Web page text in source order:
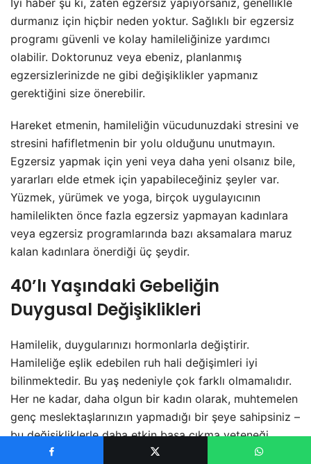
durmanız için hiçbir neden yoktur. Sağlıklı bir egzersiz
programı güvenli ve kolay hamileliğinize yardımcı
olabilir. Doktorunuz veya ebeniz, planlanmış
egzersizlerinizde ne gibi değişiklikler yapmanız
gerektiğini size önerebilir.
Hareket etmenin, hamileliğin vücudunuzdaki stresini ve
stresini hafifletmenin bir yolu olduğunu unutmayın.
Egzersiz yapmak için yeni veya daha yeni olsanız bile,
yararları elde etmek için yapabileceğiniz şeyler var.
Yüzmek, yürümek ve yoga, birçok uygulayıcının
hamilelikten önce fazla egzersiz yapmayan kadınlara
veya egzersiz programlarında bazı aksamalara maruz
kalan kadınlara önerdiği üç şeydir.
40’lı Yaşındaki Gebeliğin
Duygusal Değişiklikleri
Hamilelik, duygularınızı hormonlarla değiştirir.
Hamileliğe eşlik edebilen ruh hali değişimleri iyi
bilinmektedir. Bu yaş nedeniyle çok farklı olmamalıdır.
Her ne kadar, daha olgun bir kadın olarak, muhtemelen
genç meslektaşlarınızın yapmadığı bir şeye sahipsiniz –
bu değişikliklerle daha etkin başa çıkma yeteneği.